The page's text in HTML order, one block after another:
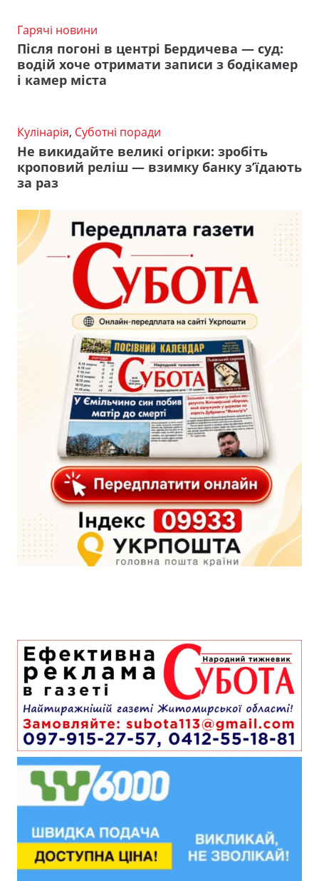
Гарячі новини
Після погоні в центрі Бердичева — суд:
водій хоче отримати записи з бодікамер
і камер міста
Кулінарія, Суботні поради
Не викидайте великі огірки: зробіть
кроповий реліш — взимку банку з’їдають
за раз